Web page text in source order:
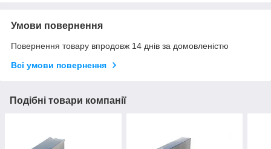
Умови повернення
Повернення товару впродовж 14 днів за домовленістю
Всі умови повернення
Подібні товари компанії